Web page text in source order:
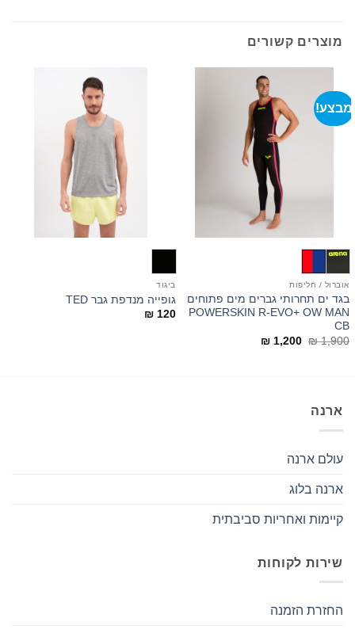
מוצרים קשורים
מבצע!
אוברול / חליפות
בגד ים תחרותי גברים מים פתוחים
POWERSKIN R-EVO+ OW MAN
CB
₪1,900
המחיר
המקורי
₪1,200
ביגוד
גופייה מנדפת גבר TED
₪ 120
ארנה
עולם ארנה
ארנה בלוג
קיימות ואחריות סביבתית
שירות לקוחות
החזרת הזמנה